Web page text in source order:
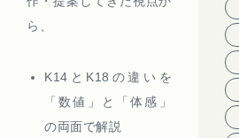
ら、
K14とK18の違いを
「数値」と「体感」
の両面で解説